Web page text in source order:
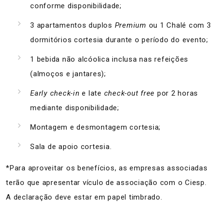
conforme disponibilidade;
3 apartamentos duplos Premium ou 1 Chalé com 3
dormitórios cortesia durante o período do evento;
1 bebida não alcóolica inclusa nas refeições
(almoços e jantares);
Early check-ine late check-out free por 2 horas
mediante disponibilidade;
Montagem e desmontagem cortesia;
Sala de apoio cortesia.
*Para aproveitar os benefícios, as empresas associadas
terão que apresentar vículo de associação com o Ciesp.
A declaração deve estar em papel timbrado.